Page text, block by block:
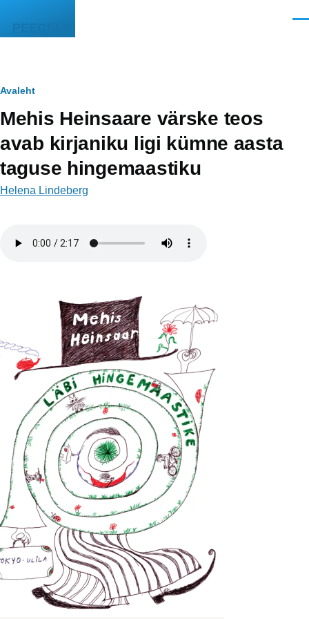
PEEGEL
Leivapuru
Avaleht
Mehis Heinsaare värske teos
avab kirjaniku ligi kümne aasta
taguse hingemaastiku
Helena Lindeberg